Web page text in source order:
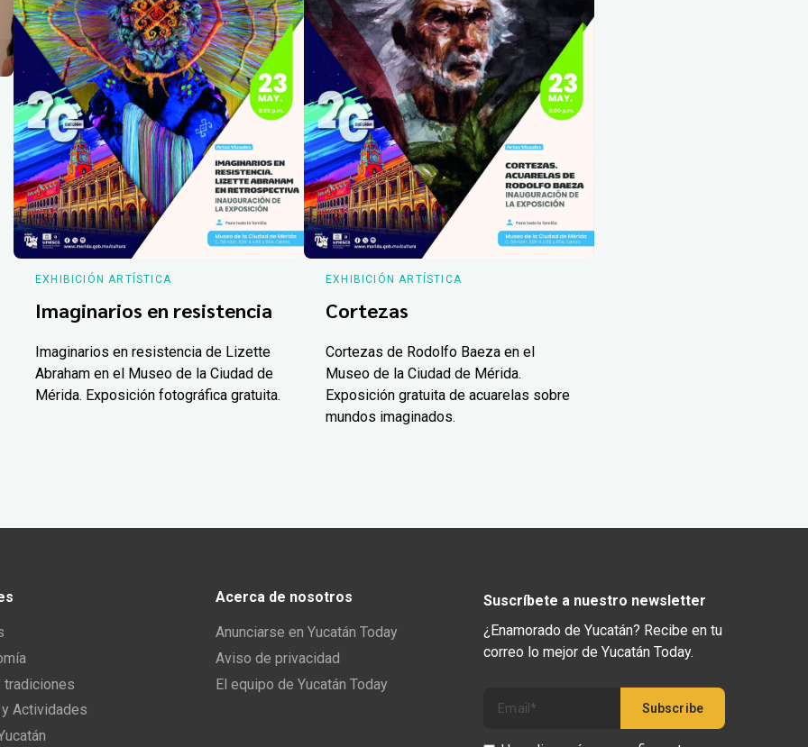
EXHIBICIÓN ARTÍSTICA
Imaginarios en resistencia
Imaginarios en resistencia de Lizette
Abraham en el Museo de la Ciudad de
Mérida. Exposición fotográfica gratuita.
EXHIBICIÓN ARTÍSTICA
Cortezas
Cortezas de Rodolfo Baeza en el
Museo de la Ciudad de Mérida.
Exposición gratuita de acuarelas sobre
mundos imaginados.
tradiciones
Actividades
Acerca de nosotros
Anunciarse en Yucatán Today
Aviso de privacidad
El equipo de Yucatán Today
Suscríbete a nuestro newsletter
¿Enamorado de Yucatán? Recibe en tu
correo lo mejor de Yucatán Today.